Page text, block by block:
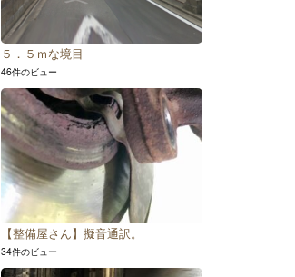
５．５ｍな境目
46件のビュー
【整備屋さん】擬音通訳。
34件のビュー